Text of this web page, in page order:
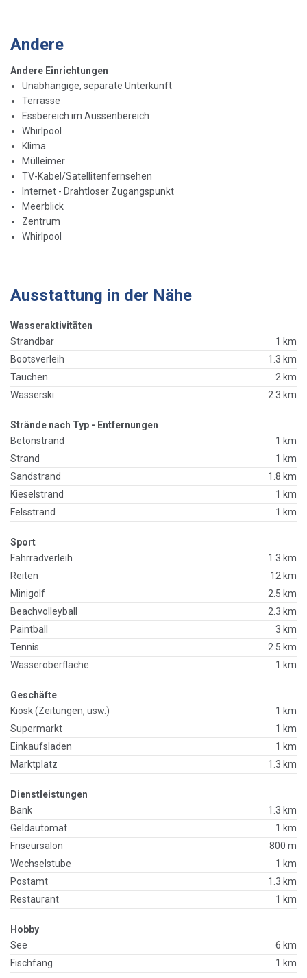
Andere
Andere Einrichtungen
Unabhängige, separate Unterkunft
Terrasse
Essbereich im Aussenbereich
Whirlpool
Klima
Mülleimer
TV-Kabel/Satellitenfernsehen
Internet - Drahtloser Zugangspunkt
Meerblick
Zentrum
Whirlpool
Ausstattung in der Nähe
Wasseraktivitäten
Strandbar
1 km
Bootsverleih
1.3 km
Tauchen
2 km
Wasserski
2.3 km
Strände nach Typ - Entfernungen
Betonstrand
1 km
Strand
1 km
Sandstrand
1.8 km
Kieselstrand
1 km
Felsstrand
1 km
Sport
Fahrradverleih
1.3 km
Reiten
12 km
Minigolf
2.5 km
Beachvolleyball
2.3 km
Paintball
3 km
Tennis
2.5 km
Wasseroberfläche
1 km
Geschäfte
Kiosk (Zeitungen, usw.)
1 km
Supermarkt
1 km
Einkaufsladen
1 km
Marktplatz
1.3 km
Dienstleistungen
Bank
1.3 km
Geldautomat
1 km
Friseursalon
800 m
Wechselstube
1 km
Postamt
1.3 km
Restaurant
1 km
Hobby
See
6 km
Fischfang
1 km